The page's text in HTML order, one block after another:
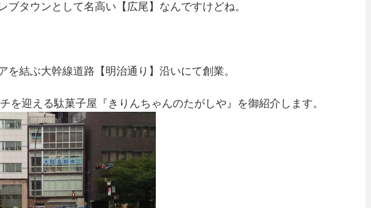
ブタウンとして名高い【広尾】なんですけどね。
を結ぶ大幹線道路【明治通り】沿いにて創業。
を迎える駄菓子屋『きりんちゃんのたがしや』を御紹介します。